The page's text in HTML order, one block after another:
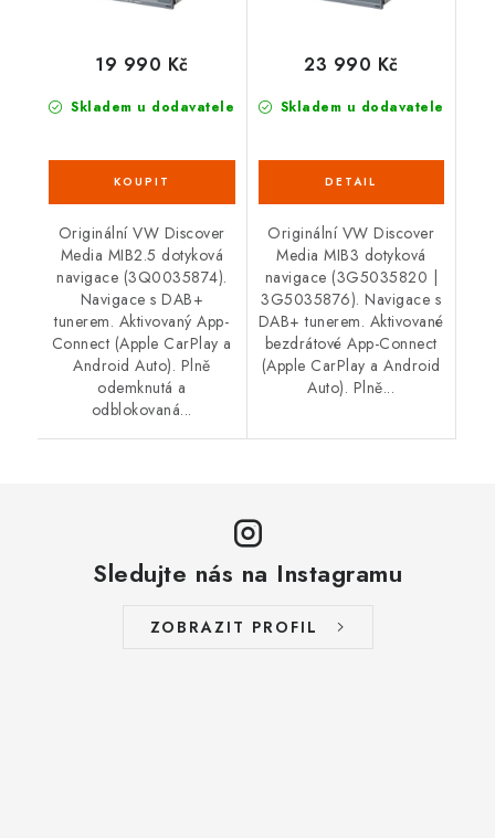
Skladem u dodavatele
19 990 Kč
Originální VW Discover
Media MIB2.5 dotyková
navigace (3Q0035874).
Navigace s DAB+
tunerem. Aktivovaný App-
Connect (Apple CarPlay a
Android Auto). Plně
odemknutá a
odblokovaná...
Skladem u dodavatele
23 990 Kč
Originální VW Discover
Media MIB3 dotyková
navigace (3G5035820 |
3G5035876). Navigace s
DAB+ tunerem. Aktivované
bezdrátové App-Connect
(Apple CarPlay a Android
Auto). Plně...
Sledujte nás na Instagramu
ZOBRAZIT PROFIL